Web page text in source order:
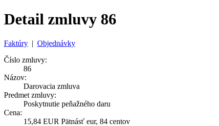
Detail zmluvy 86
Faktúry | Objednávky
Číslo zmluvy:
86
Názov:
Darovacia zmluva
Predmet zmluvy:
Poskytnutie peňažného daru
Cena:
15,84 EUR Pätnásť eur, 84 centov